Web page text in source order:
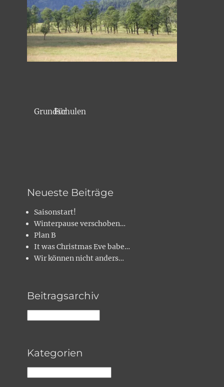
Für Grundschulen
Neueste Beiträge
Saisonstart!
Winterpause verschoben…
Plan B
It was Christmas Eve babe…
Wir können nicht anders…
Beitragsarchiv
Kategorien